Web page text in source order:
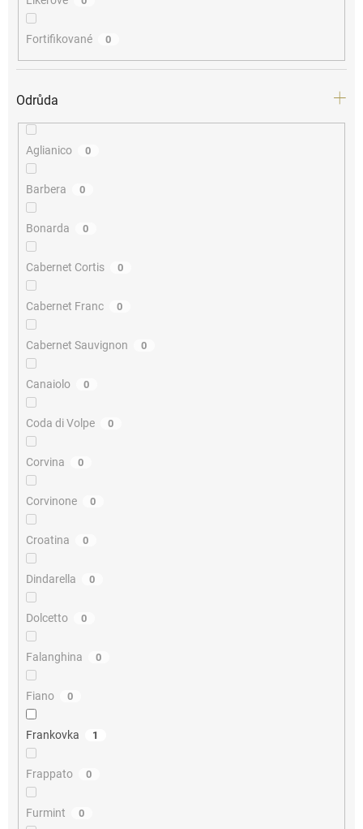
Fortifikované 0
Odrůda
Aglianico 0
Barbera 0
Bonarda 0
Cabernet Cortis 0
Cabernet Franc 0
Cabernet Sauvignon 0
Canaiolo 0
Coda di Volpe 0
Corvina 0
Corvinone 0
Croatina 0
Dindarella 0
Dolcetto 0
Falanghina 0
Fiano 0
Frankovka 1
Frappato 0
Furmint 0